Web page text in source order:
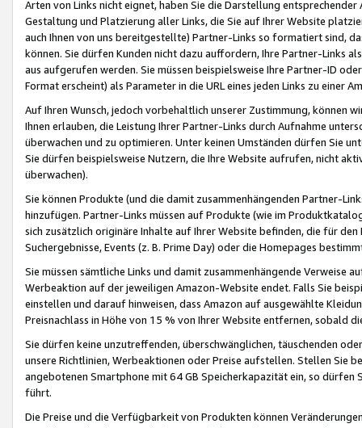
Arten von Links nicht eignet, haben Sie die Darstellung
Gestaltung und Platzierung aller Links, die Sie auf Ihrer Website
auch Ihnen von uns bereitgestellte) Partner-Links so formatiert sind,
können. Sie dürfen Kunden nicht dazu auffordern, Ihre Partner-Links
aus aufgerufen werden. Sie müssen beispielsweise Ihre Partner-ID
Format erscheint) als Parameter in die URL eines jeden Links zu einer
Auf Ihren Wunsch, jedoch vorbehaltlich unserer Zustimmung, können
Ihnen erlauben, die Leistung Ihrer Partner-Links durch Aufnahme
überwachen und zu optimieren. Unter keinen Umständen dürfen Sie
Sie dürfen beispielsweise Nutzern, die Ihre Website aufrufen, nicht
überwachen).
Sie können Produkte (und die damit zusammenhängenden Partner-
hinzufügen. Partner-Links müssen auf Produkte (wie im
sich zusätzlich originäre Inhalte auf Ihrer Website befinden, die für
Suchergebnisse, Events (z. B. Prime Day) oder die Homepages
Sie müssen sämtliche Links und damit zusammenhängende
Werbeaktion auf der jeweiligen Amazon-Website endet. Falls Sie
einstellen und darauf hinweisen, dass Amazon auf ausgewählte
Preisnachlass in Höhe von 15 % von Ihrer Website entfernen, sobald
Sie dürfen keine unzutreffenden, überschwänglichen, täuschenden
unsere Richtlinien, Werbeaktionen oder Preise aufstellen. Stellen Sie
angebotenen Smartphone mit 64 GB Speicherkapazität ein, so dürfen
führt.
Die Preise und die Verfügbarkeit von Produkten können